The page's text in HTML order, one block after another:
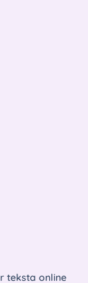
teksta online